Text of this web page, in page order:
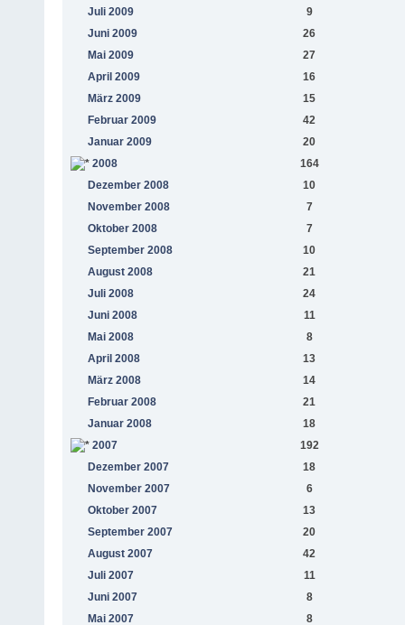
Juli 2009
9
Juni 2009
26
Mai 2009
27
April 2009
16
März 2009
15
Februar 2009
42
Januar 2009
20
2008
164
Dezember 2008
10
November 2008
7
Oktober 2008
7
September 2008
10
August 2008
21
Juli 2008
24
Juni 2008
11
Mai 2008
8
April 2008
13
März 2008
14
Februar 2008
21
Januar 2008
18
2007
192
Dezember 2007
18
November 2007
6
Oktober 2007
13
September 2007
20
August 2007
42
Juli 2007
11
Juni 2007
8
Mai 2007
8